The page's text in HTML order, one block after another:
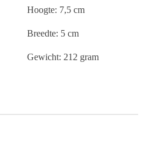
Hoogte: 7,5 cm
Breedte: 5 cm
Gewicht: 212 gram